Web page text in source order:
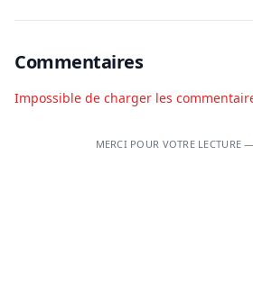
Commentaires
Impossible de charger les
MERCI POUR VOTRE LECTURE